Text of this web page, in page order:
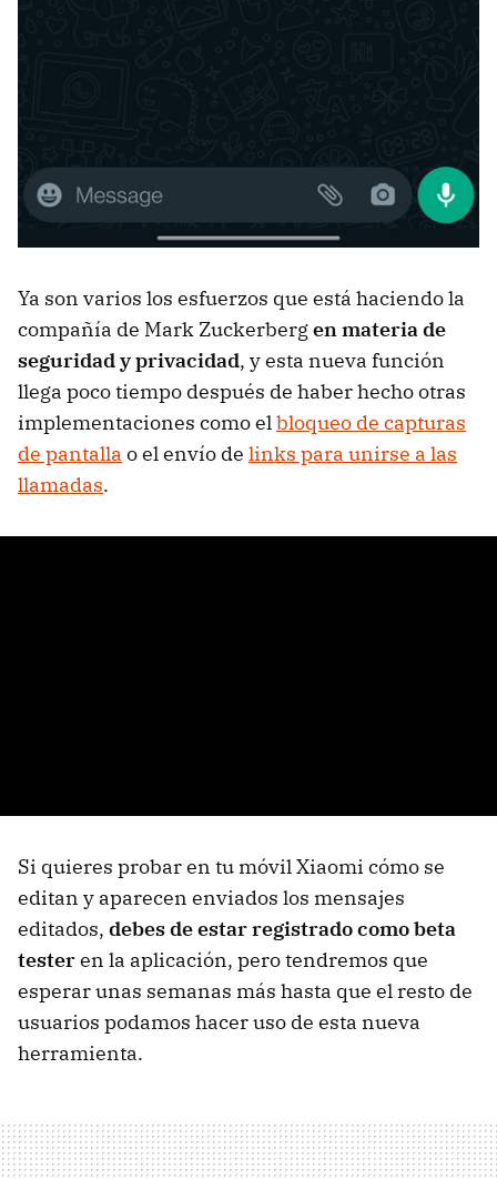
Ya son varios los esfuerzos que está haciendo la
compañía de Mark Zuckerbergen materia de
seguridad y privacidad, y esta nueva función
llega poco tiempo después de haber hecho otras
implementaciones como elbloqueo de capturas
de pantalla o el envío de links para unirse a las
llamadas.
Si quieres probar en tu móvil Xiaomi cómo se
editan y aparecen enviados los mensajes
editados, debes de estar registrado como beta
testeren la aplicación, pero tendremos que
esperar unas semanas más hasta que el resto de
usuarios podamos hacer uso de esta nueva
herramienta.